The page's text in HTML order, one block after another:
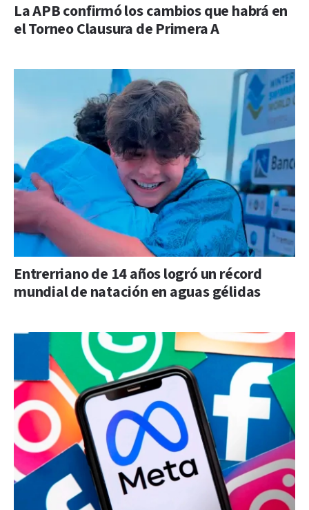
La APB confirmó los cambios que habrá en
el Torneo Clausura de Primera A
Entrerriano de 14 años logró un récord
mundial de natación en aguas gélidas